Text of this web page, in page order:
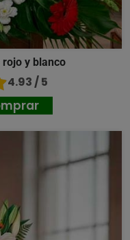
y blanco
4.93 / 5